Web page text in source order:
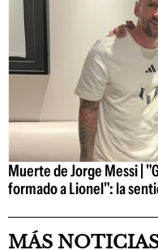
Muerte de Jorge Messi |
formado a Lionel": la
MÁS